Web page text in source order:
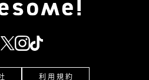
利 用 規 約